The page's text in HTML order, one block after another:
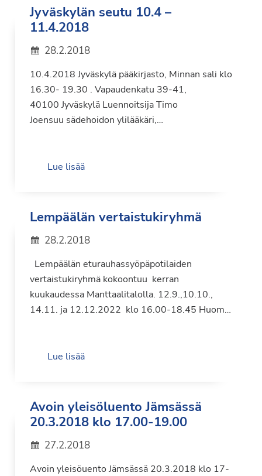
Jyväskylän seutu 10.4 –
11.4.2018
28.2.2018
10.4.2018 Jyväskylä pääkirjasto, Minnan sali klo
16.30- 19.30 . Vapaudenkatu 39-41,
40100 Jyväskylä Luennoitsija Timo
Joensuu sädehoidon ylilääkäri,…
Lue lisää
Lempäälän vertaistukiryhmä
28.2.2018
Lempäälän eturauhassyöpäpotilaiden
vertaistukiryhmä kokoontuu kerran
kuukaudessa Manttaalitalolla. 12.9.,10.10.,
14.11. ja 12.12.2022 klo 16.00-18.45 Huom…
Lue lisää
Avoin yleisöluento Jämsässä
20.3.2018 klo 17.00-19.00
27.2.2018
Avoin yleisöuento Jämsässä 20.3.2018 klo 17-